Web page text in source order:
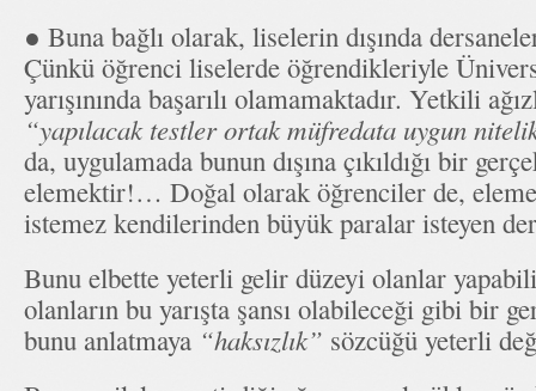
● Buna bağlı olarak, liselerin dışında
Çünkü öğrenci liselerde öğrendikleriyle
yarışınında başarılı olamamaktadır. Yetkili
“yapılacak testler ortak müfredata uygun
da, uygulamada bunun dışına çıkıldığı bir
elemektir!… Doğal olarak öğrenciler de,
istemez kendilerinden büyük paralar isteyen
Bunu elbette yeterli gelir düzeyi olanlar
olanların bu yarışta şansı olabileceği gibi bir
bunu anlatmaya “haksızlık” sözcüğü yeterli